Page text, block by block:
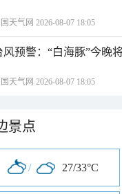
天气网 2026-08-07 18:05
风预警：“白海豚”今晚
天气网 2026-08-07 18:05
景点
/ 27/33°C